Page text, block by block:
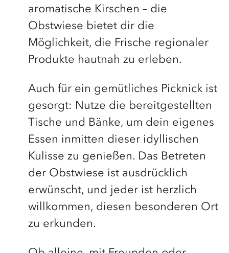
aromatische Kirschen – die
Obstwiese bietet dir die
Möglichkeit, die Frische regionaler
Produkte hautnah zu erleben.
Auch für ein gemütliches Picknick ist
gesorgt: Nutze die bereitgestellten
Tische und Bänke, um dein eigenes
Essen inmitten dieser idyllischen
Kulisse zu genießen. Das Betreten
der Obstwiese ist ausdrücklich
erwünscht, und jeder ist herzlich
willkommen, diesen besonderen Ort
zu erkunden.